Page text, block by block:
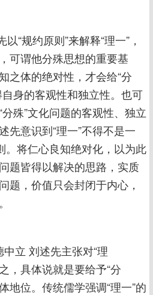
“规约原则”来解释“理一”，
可谓他分殊思想的重要基
之体的绝对性，才会给“分
身的客观性和独立性。也可
殊”文化问题的客观性、独立
先意识到“理一”不得不是一
。将仁心良知绝对化，以为此
题皆得以解决的思路，实质
题，价值只会封闭于内心，
立 刘述先主张对“理
，具体说就是要给予“分
地位。传统儒学强调“理一”的